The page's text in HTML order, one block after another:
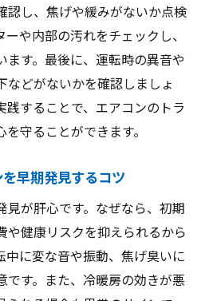
認し、焦げや緩みがないか点検
や内部の汚れをチェックし、
ます。最後に、運転時の異音や
などがないかを確認しましょ
践することで、エアコンのトラ
守ることができます。
早期発見するコツ
見が肝心です。なぜなら、初期
や健康リスクを抑えられるから
中に変な音や振動、焦げ臭いに
です。また、冷暖房の効きが悪